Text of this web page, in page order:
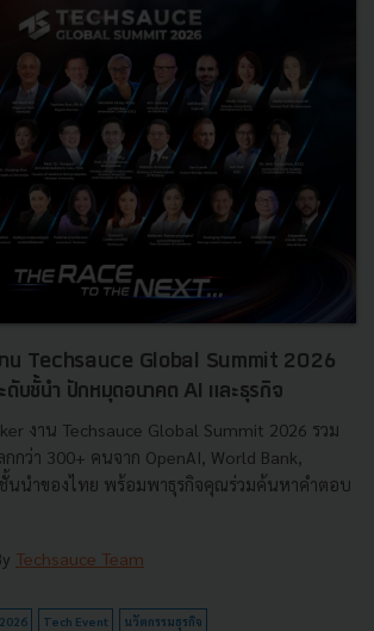
าน Techsauce Global Summit 2026
บชั้นำ ปักหมุดอนาคต AI และธุรกิจ
งาน Techsauce Global Summit 2026 รวม
กว่า 300+ คนจาก OpenAI, World Bank,
นนำของไทย พร้อมพาธุรกิจคุณร่วมค้นหาคำตอบ
Techsauce Team
Tech Event นวัตกรรมธุรกิจ